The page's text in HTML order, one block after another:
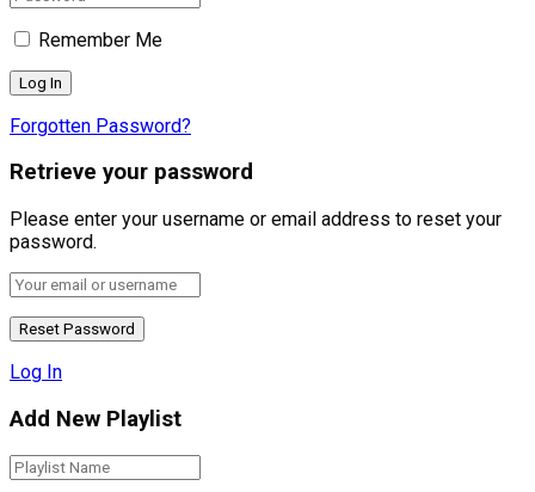
Remember Me
Forgotten Password?
Retrieve your password
Please enter your username or email address to reset your
password.
Log In
Add New Playlist